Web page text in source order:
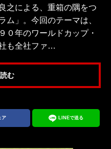
之による、重箱の隅をつ
ム」。今回のテーマは、
０年のワールドカップ・
も全社ファ…
む
ア LINEで送る